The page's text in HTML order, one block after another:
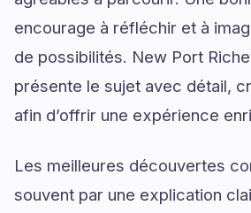
encourage à réfléchir et à
de possibilités. New Port
présente le sujet avec détail,
afin d’offrir une expérience
Les meilleures découvertes
souvent par une explication